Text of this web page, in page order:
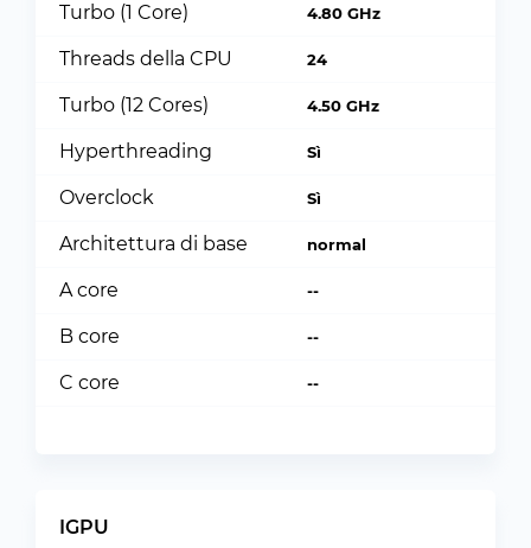
Turbo (1 Core) 4.80 GHz
Threads della CPU 24
Turbo (12 Cores) 4.50 GHz
Hyperthreading Sì
Overclock Sì
Architettura di base normal
A core --
B core --
C core --
IGPU